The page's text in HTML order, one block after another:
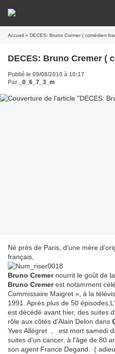
Accueil » DECES: Bruno Cremer ( comédien
Publié le 09/08/2010 à 10:17
Par
_0_6_7_3_m
Né près de Paris, d’une mère
français,
Bruno Cremer nourrit le goût de
Bruno Cremerest notamment
Commissaire Maigret », à la
1991. Après plus de 50
est décédé avant hier, des suites
rôle aux côtés d'Alain Delon dans
Yves Allégret , est mort samedi
suites d'un cancer, à l'âge de 80
son agent France Degand. (